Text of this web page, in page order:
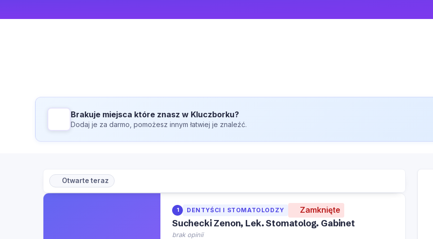
Brakuje miejsca które znasz w Kluczborku?
Dodaj je za darmo, pomożesz innym łatwiej je znaleźć.
Otwarte teraz
1 DENTYŚCI I STOMATOLODZY Zamknięte
Suchecki Zenon, Lek. Stomatolog. Gabinet
brak opinii